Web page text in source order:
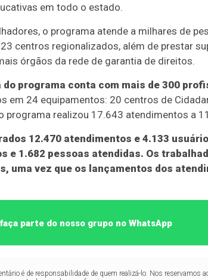
em todo o estado.
o programa atende a milhares de
centros regionalizados, além de prestar
órgãos da rede de garantia de direitos.
programa conta com mais de 300
em 24 equipamentos: 20 centros de
programa realizou 17.643 atendimentos a
12.470 atendimentos e 4.133
e 1.682 pessoas atendidas. Os
uma vez que os lançamentos dos
parte do nosso grupo no WhatsApp
é de responsabilidade de quem realizá-lo. Nos reservamos